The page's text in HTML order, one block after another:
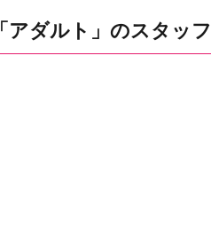
「アダルト」のスタッフ